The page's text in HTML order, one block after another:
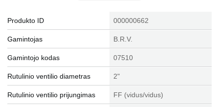
Produkto ID 000000662
Gamintojas B.R.V.
Gamintojo kodas 07510
Rutulinio ventilio diametras 2"
Rutulinio ventilio prijungimas FF (vidus/vidus)